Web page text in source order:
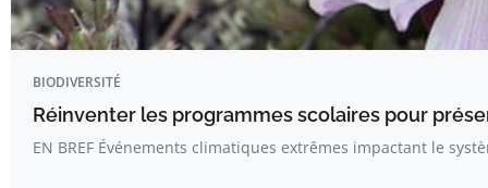
BIODIVERSITÉ
Réinventer les programmes scolaires pour
EN BREF Événements climatiques extrêmes impactant le